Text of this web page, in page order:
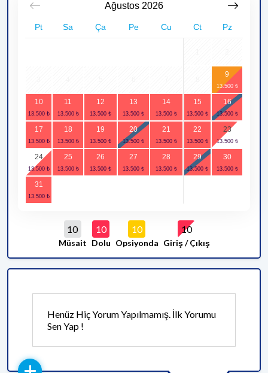
Ağustos 2026
Pt Sa Ça Pe Cu Ct Pz
9
10 11 12 13 14 15 16
17 18 19 20 21 22 23
24 25 26 27 28 29 30
31
10
Müsait
10
Dolu
10
Opsiyonda
10
Giriş / Çıkış
Henüz Hiç Yorum Yapılmamış. İlk Yorumu
Sen Yap !